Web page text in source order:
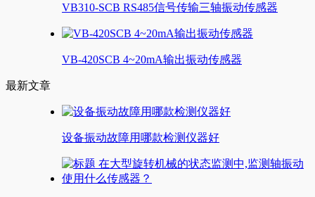
VB310-SCB RS485信号传输三轴振动传感器
VB-420SCB 4~20mA输出振动传感器
最新文章
设备振动故障用哪款检测仪器好